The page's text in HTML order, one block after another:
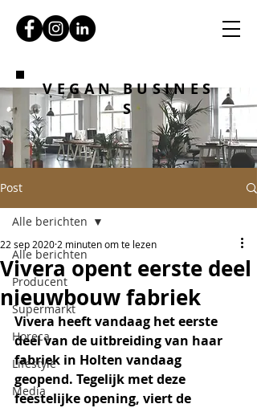
VEGAN BUSINES
S
Post
Alle berichten
Producent
Supermarkt
Horeca
Lifestyle
Media
Alle berichten
Vivera opent eerste deel
nieuwbouw fabriek
22 sep 2020 2 minuten om te lezen
Vivera heeft vandaag het eerste
deel van de uitbreiding van haar
fabriek in Holten vandaag
geopend. Tegelijk met deze
feestelijke opening, viert de